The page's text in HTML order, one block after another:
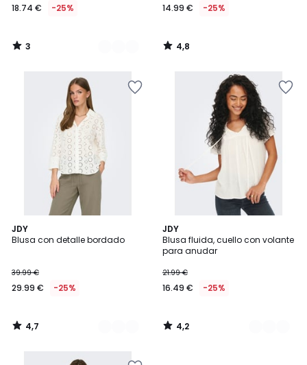
18.74 € -25%
3
/
14.99 € -25%
4,8
/
JDY
Blusa con detalle bordado
39.99 €
29.99 € -25%
4,7
/ 5
3
Colores
4,7
/
JDY
Blusa fluida, cuello con volante
para anudar
21.99 €
16.49 € -25%
4,2
/ 5
2
Colores
4,2
/